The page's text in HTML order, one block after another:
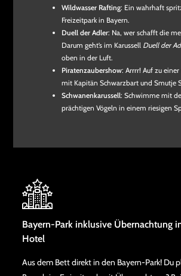
Wildwasser Rafting: Ein wahrhaft
Freizeitpark in Bayern.
Duell der Adler: Na, wer schafft die
Darum geht’s im Karussell Duell der
oben in der Luft.
Piratenzaubershow: Arrrr! Auf zu
mit Kapitän Schwarzbart und Smutje
Schwanenkarussell: Schwimme mit
prächtigen Vögeln in einem riesigen
Bayern-Park inklusive Übernachtung
Hotel
Aus dem Bett direkt in den Bayern-Park! Du